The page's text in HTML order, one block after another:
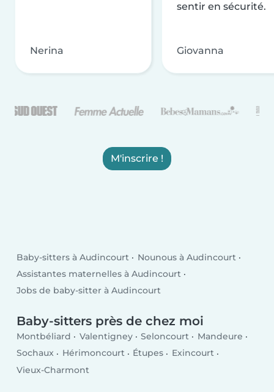
Nerina
sentir en sécurité.
Giovanna
M'inscrire !
Baby-sitters à Audincourt
Nounous à Audincourt
Assistantes maternelles à Audincourt
Jobs de baby-sitter à Audincourt
Baby-sitters près de chez moi
Montbéliard Valentigney Seloncourt
Mandeure
Sochaux
Hérimoncourt Étupes
Exincourt
Vieux-Charmont